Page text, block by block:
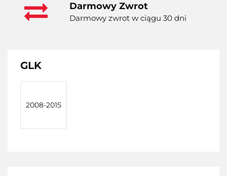
Darmowy Zwrot
Darmowy zwrot w ciągu 30 dni
GLK
2008-2015